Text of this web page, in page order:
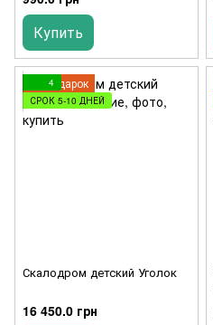
Купить
Подарок
4
СРОК 5-10 ДНЕЙ
Скалодром детский Уголок
16 450.0 грн